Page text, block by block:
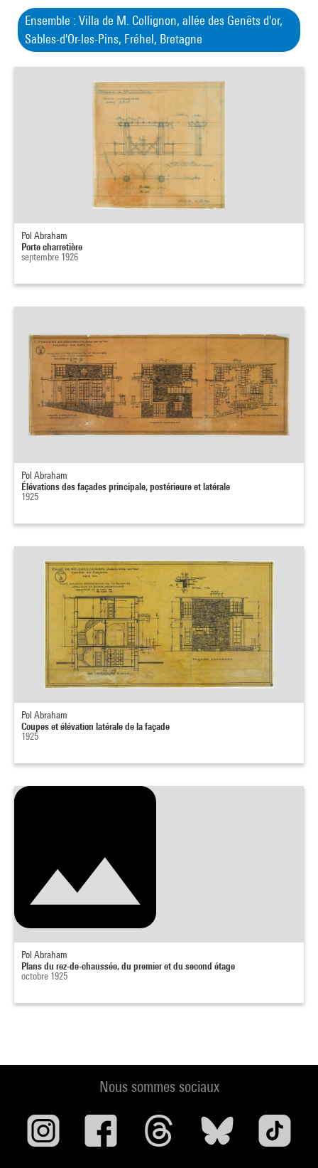
Ensemble : Villa de M. Collignon, allée des Genêts d'or,
Sables-d'Or-les-Pins, Fréhel, Bretagne
Pol Abraham
Porte charretière
septembre 1926
Pol Abraham
Élévations des façades principale, postérieure et latérale
1925
Pol Abraham
Coupes et élévation latérale de la façade
1925
Pol Abraham
Plans du rez-de-chaussée, du premier et du second étage
octobre 1925
Nous sommes sociaux